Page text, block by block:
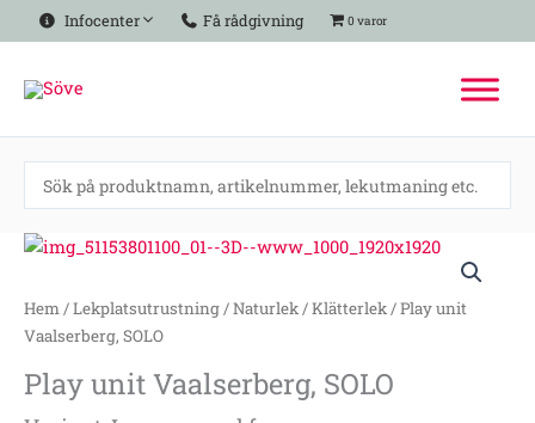
Hoppa
till
Infocenter Få rådgivning 0 varor
Hem/Lekplatsutrustning/Naturlek/Klätterlek/ Play unit
Vaalserberg, SOLO
Play unit Vaalserberg, SOLO
Play
Vaalserberg,
SOLO